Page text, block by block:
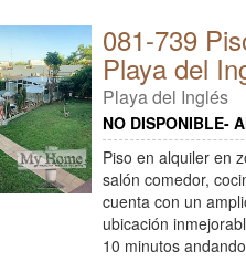
081-739
Playa del
Playa del Inglés
NO DISPONIBLE-
Piso en alquiler en
salón comedor,
cuenta con un
ubicación
10 minutos